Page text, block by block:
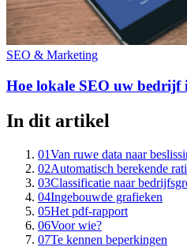
SEO & Marketing
Hoe lokale SEO uw bedrijf
In dit artikel
01Van ruwe data naar
02Automatisch berekende
03Classificatie naar
04Ingebouwde grafieken
05Het pdf-rapport
06Voor wie?
07Te kennen beperkingen